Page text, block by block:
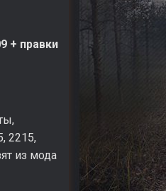
+ правки
2215,
из мода